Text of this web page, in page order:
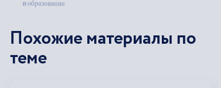
Похожие материалы по
теме